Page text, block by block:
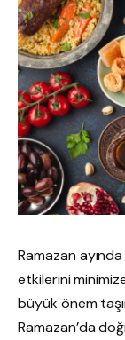
Ramazan
etkilerini
büyük önem
Ramazan’da